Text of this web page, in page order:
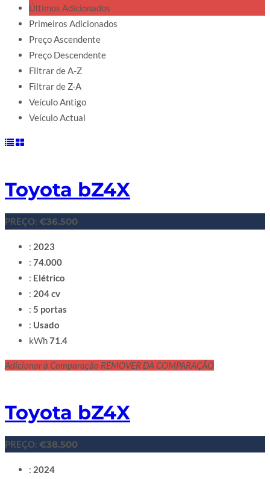
Últimos Adicionados
Primeiros Adicionados
Preço Ascendente
Preço Descendente
Filtrar de A-Z
Filtrar de Z-A
Veículo Antigo
Veículo Actual
Toyota bZ4X
PREÇO: €36.500
: 2023
: 74.000
: Elétrico
: 204 cv
: 5 portas
: Usado
kWh71.4
Adicionar à Comparação REMOVER DA COMPARAÇÃO
Toyota bZ4X
PREÇO: €38.500
: 2024